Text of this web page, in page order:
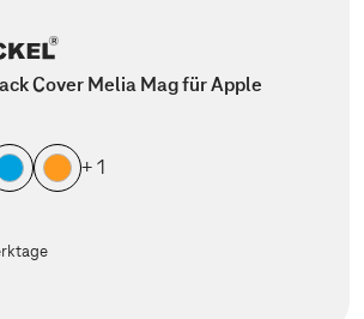
Cover Melia Mag für Apple
+ 1